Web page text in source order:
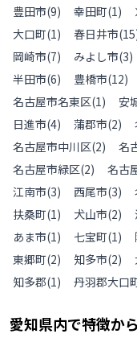
豊田市(9) 幸田町(1)
大口町(1) 春日井市(15
岡崎市(7) みよし市(3)
半田市(6) 豊橋市(12)
名古屋市名東区(1) 安
日進市(4) 蒲郡市(2)
名古屋市中川区(2) 名
名古屋市緑区(2) 名古
江南市(3) 西尾市(3)
扶桑町(1) 犬山市(2)
あま市(1) 七宝町(1)
東郷町(2) 知多市(2)
知多郡(1) 丹羽郡大口
愛知県内で特徴か